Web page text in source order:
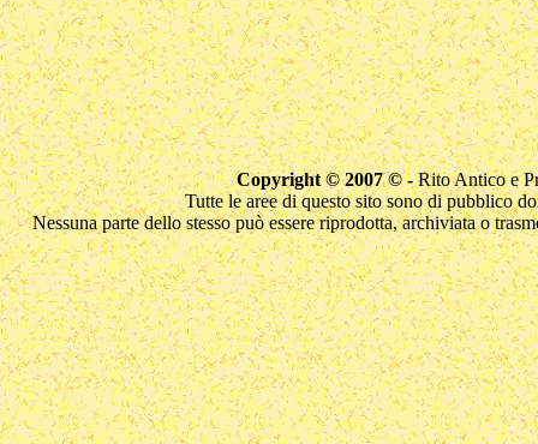
Copyright © 2007 © -Rito Antico e
Tutte le aree di questo sito sono di pubblico
Nessuna parte dello stesso può essere riprodotta, archiviata o